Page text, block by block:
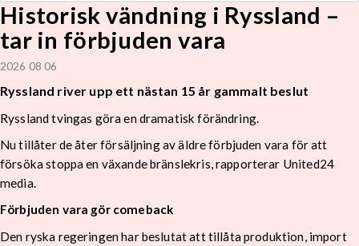
Historisk vändning i Ryssland –
tar in förbjuden vara
2026 08 06
Ryssland river upp ett nästan 15 år gammalt beslut
Ryssland tvingas göra en dramatisk förändring.
Nu tillåter de åter försäljning av äldre förbjuden vara för att
försöka stoppa en växande bränslekris, rapporterar United24
media.
Förbjuden vara gör comeback
Den ryska regeringen har beslutat att tillåta produktion, import